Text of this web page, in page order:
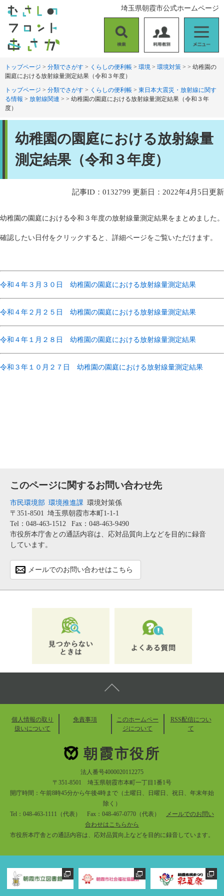
す
し
本
文
へ
索
用
者
ニ
ュ
埼玉県朝霞市公式ホームページ
トップページ > 分類でさがす > くらしの便利帳 > 環境 > 環境対策 > > 幼稚園の
園庭における放射線量測定結果（令和３年度）
トップページ > 分類でさがす > くらしの便利帳 > 東日本大震災・放射線に関す
る情報 > 放射線関連 > > 幼稚園の園庭における放射線量測定結果（令和３年
度）
幼稚園の園庭における放射線量
測定結果（令和３年度）
記事ID：0132799 更新日：2022年4月5日更新
幼稚園の園庭における令和３年度の放射線量測定結果をまとめました。
確認したい日付をクリックすると、詳細ページをご覧いただけます。
令和４年３月３０日 幼稚園の園庭における放射線量測定結果
令和４年２月２５日 幼稚園の園庭における放射線量測定結果
令和４年１月２８日 幼稚園の園庭における放射線量測定結果
令和３年１０月２７日 幼稚園の園庭における放射線量測定結果
このページに関するお問い合わせ先
市民環境部 環境推進課 環境対策係
〒351-8501 埼玉県朝霞市本町1-1-1
Tel：048-463-1512
Fax：048-463-9490
市役所本庁舎との通話内容は、応対品質向上などを目的に録音
しています。
メールでのお問い合わせはこちら
個人情報の取り
扱いについて
免責事項
このホームペー
ジについて
RSS配信につい
て
朝霞市役所
法人番号4000020112275
〒351-8501 埼玉県朝霞市本町一丁目1番1号
開庁時間：午前8時45分から午後4時まで（土曜日、日曜日、祝日、年末年始
除く）
Tel：048-463-1111（代表） Fax：048-467-0770（代表）
メールでのお問い
合わせはこちらから
市役所本庁舎との通話内容は、応対品質向上などを目的に録音しています。